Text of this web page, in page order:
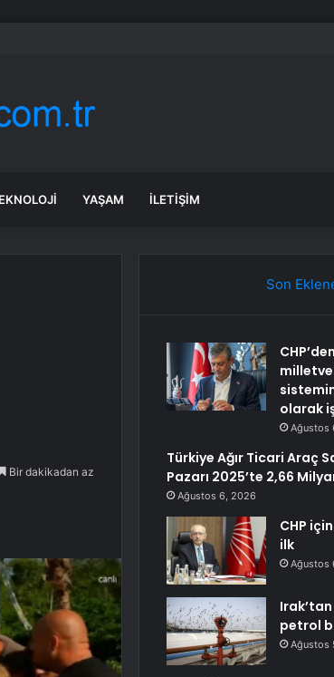
YAŞAM İLETIŞIM
Bir dakikadan az
Son
olarak
Ağustos
Türkiye Ağır Ticari Araç
Pazarı 2025’te 2,66
Ağustos 6, 2026
CHP
ilk
Ağustos
petrol
Ağustos